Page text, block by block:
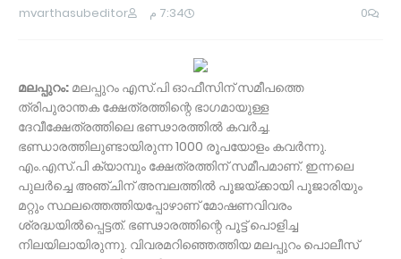
mvarthasubeditor 7:34 م 0
മലപ്പുറം: മലപ്പുറം എസ്.പി ഓഫീസിന് സമീപത്തെ
ത്രിപുരാന്തക ക്ഷേത്രത്തിന്റെ ഭാഗമായുള്ള
ദേവീക്ഷേത്രത്തിലെ ഭണ്ഢാരത്തില്‍ കവര്‍ച്ച.
ഭണ്ഡാരത്തിലുണ്ടായിരുന്ന 1000 രൂപയോളം കവര്‍ന്നു.
എം.എസ്.പി ക്യാമ്പും ക്ഷേത്രത്തിന് സമീപമാണ്. ഇന്നലെ
പുലര്‍ച്ചെ അഞ്ചിന് അമ്പലത്തില്‍ പൂജയ്ക്കായി പൂജാരിയും
മറ്റും സ്ഥലത്തെത്തിയപ്പോഴാണ് മോഷണവിവരം
ശ്രദ്ധയില്‍പ്പെട്ടത്. ഭണ്ഢാരത്തിന്റെ പൂട്ട് പൊളിച്ച
നിലയിലായിരുന്നു. വിവരമറിഞ്ഞെത്തിയ മലപ്പുറം പൊലീസ്